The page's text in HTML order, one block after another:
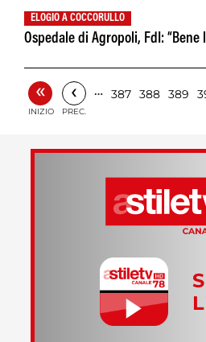
ELOGIO A COCCORULLO
Ospedale di Agropoli, FdI: “Bene
«
INIZIO
‹
PREC.
… 387 388 389